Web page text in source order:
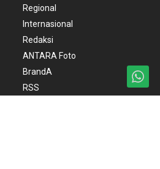
Regional
Internasional
Redaksi
ANTARA Foto
BrandA
RSS